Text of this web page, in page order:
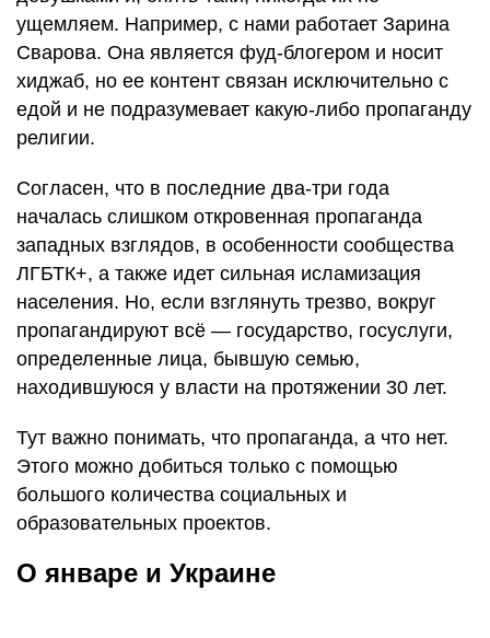
ущемляем. Например, с нами работает Зарина
Сварова. Она является фуд-блогером и носит
хиджаб, но ее контент связан исключительно с
едой и не подразумевает какую-либо пропаганду
религии.
Согласен, что в последние два-три года
началась слишком откровенная пропаганда
западных взглядов, в особенности сообщества
ЛГБТК+, а также идет сильная исламизация
населения. Но, если взглянуть трезво, вокруг
пропагандируют всё — государство, госуслуги,
определенные лица, бывшую семью,
находившуюся у власти на протяжении 30 лет.
Тут важно понимать, что пропаганда, а что нет.
Этого можно добиться только с помощью
большого количества социальных и
образовательных проектов.
О январе и Украине